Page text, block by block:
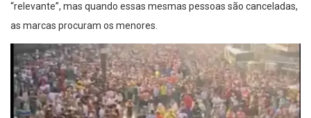
“relevante”, mas quando essas mesmas pessoas são canceladas,
as marcas procuram os menores.